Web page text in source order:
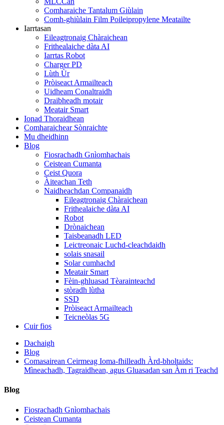
Comharaiche Tantalum Giùlain
Comh-ghiùlain Film Poileipropylene Meatailte
Iarrtasan
Eileagtronaig Chàraichean
Frithealaiche dàta AI
Iarrtas Robot
Charger PD
Lùth Ùr
Pròiseact Armailteach
Uidheam Conaltraidh
Draibheadh ​​​​​​motair
Meatair Smart
Ionad Thoraidhean
Comharaichear Sònraichte
Mu dheidhinn
Blog
Fiosrachadh Gnìomhachais
Ceistean Cumanta
Ceist Quora
Àiteachan Teth
Naidheachdan Companaidh
Eileagtronaig Chàraichean
Frithealaiche dàta AI
Robot
Drònaichean
Taisbeanadh LED
Leictreonaic Luchd-cleachdaidh
solais snasail
Solar cumhachd
Meatair Smart
Fèin-ghluasad Tèarainteachd
stòradh lùtha
SSD
Pròiseact Armailteach
Teicneòlas 5G
Cuir fios
Dachaigh
Blog
Comasairean Ceirmeag Ioma-fhilleadh Àrd-bholtaids:
Mìneachadh, Tagraidhean, agus Gluasadan san Àm ri Teachd
Blog
Fiosrachadh Gnìomhachais
Ceistean Cumanta